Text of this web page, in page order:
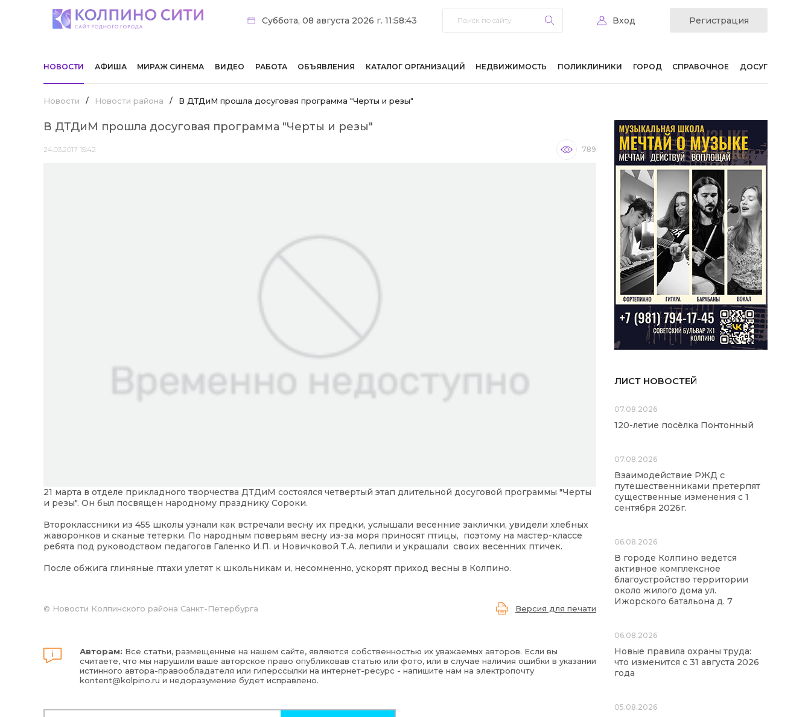
Суббота, 08 августа 2026 г. 11:58:43 Вход Регистрация
НОВОСТИ АФИША МИРАЖ СИНЕМА ВИДЕО РАБОТА ОБЪЯВЛЕНИЯ КАТАЛОГ ОРГАНИЗАЦИЙ НЕДВИЖИМОСТЬ ПОЛИКЛИНИКИ ГОРОД СПРАВОЧНОЕ ДОСУГ
Новости / Новости района / В ДТДиМ прошла досуговая программа "Черты и резы"
В ДТДиМ прошла досуговая программа "Черты и резы"
24.03.2017 15:42 789
21 марта в отделе прикладного творчества ДТДиМ состоялся четвертый этап длительной досуговой программы "Черты
и резы". Он был посвящен народному празднику Сороки.
Второклассники из 455 школы узнали как встречали весну их предки, услышали весенние заклички, увидели хлебных
жаворонков и сканые тетерки. По народным поверьям весну из-за моря приносят птицы, поэтому на мастер-классе
ребята под руководством педагогов Галенко И.П. и Новичковой Т.А. лепили и украшали своих весенних птичек.
После обжига глиняные птахи улетят к школьникам и, несомненно, ускорят приход весны в Колпино.
© Новости Колпинского района Санкт-Петербурга Версия для печати
Авторам: Все статьи, размещенные на нашем сайте, являются собственностью их уважаемых авторов. Если вы
считаете, что мы нарушили ваше авторское право опубликовав статью или фото, или в случае наличия ошибки в указании
истинного автора-правообладателя или гиперссылки на интернет-ресурс - напишите нам на электропочту
kontent@kolpino.ru и недоразумение будет исправлено.
ЛИСТ НОВОСТЕЙ
07.08.2026
120-летие посёлка Понтонный
07.08.2026
Взаимодействие РЖД с
путешественниками претерпят
существенные изменения с 1
сентября 2026г.
06.08.2026
В городе Колпино ведется
активное комплексное
благоустройство территории
около жилого дома ул.
Ижорского батальона д. 7
06.08.2026
Новые правила охраны труда:
что изменится с 31 августа 2026
года
05.08.2026